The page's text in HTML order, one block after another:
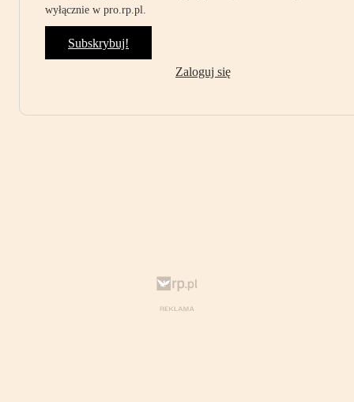
wyłącznie w pro.rp.pl.
Subskrybuj!
Zaloguj się